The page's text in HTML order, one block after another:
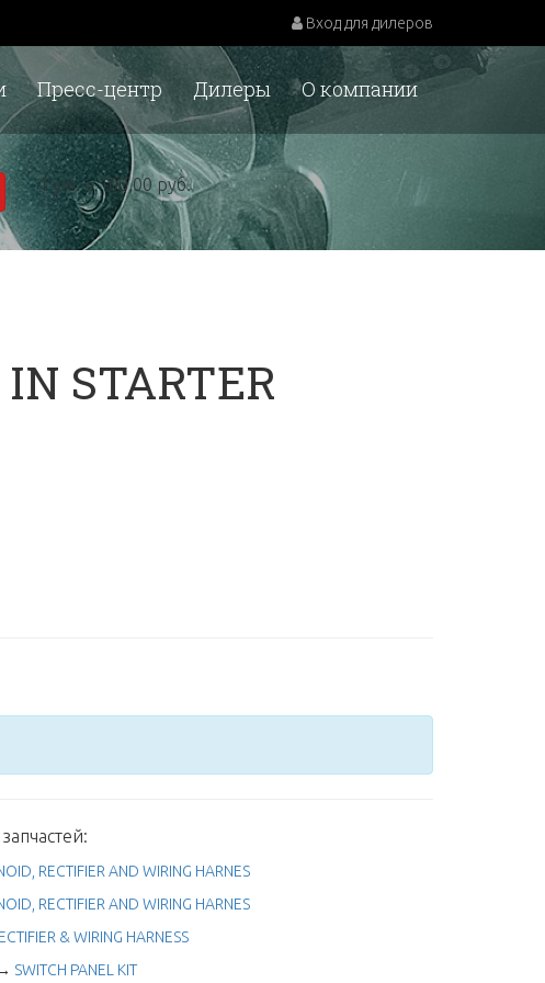
Вход для дилеров
О компании
Дилеры
Пресс-центр
1 у.е. = 100,00 руб.
STARTER
RECTIFIER AND WIRING HARNES
RECTIFIER AND WIRING HARNES
& WIRING HARNESS
SWITCH PANEL KIT